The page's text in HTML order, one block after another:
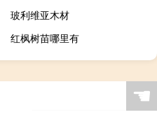
玻利维亚木材
红枫树苗哪里有
☚